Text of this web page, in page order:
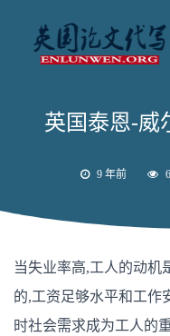
英国泰恩-威
9 年前
当失业率高,工人的动机
的,工资足够水平和工作
时社会需求成为工人的